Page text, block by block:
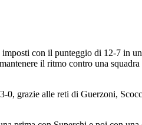
con il punteggio di 12-7 in
il ritmo contro una
grazie alle reti di Guerzoni,